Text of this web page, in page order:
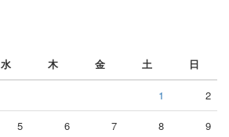
水 木 金 土 日
1 2
5 6 7 8 9